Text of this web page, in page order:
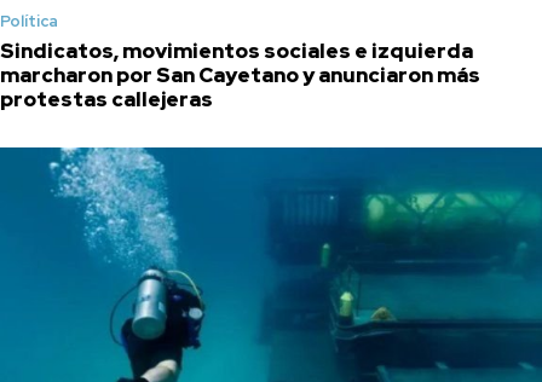
Política
Sindicatos, movimientos sociales e izquierda
marcharon por San Cayetano y anunciaron más
protestas callejeras